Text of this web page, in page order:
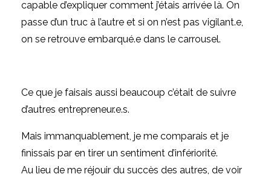
capable d’expliquer comment j’étais arrivée là. On
passe d’un truc à l’autre et si on n’est pas vigilant.e,
on se retrouve embarqué.e dans le carrousel.
Ce que je faisais aussi beaucoup c’était de suivre
d’autres entrepreneur.e.s.
Mais immanquablement, je me comparais et je
finissais par en tirer un sentiment d’infériorité.
Au lieu de me réjouir du succès des autres, de voir